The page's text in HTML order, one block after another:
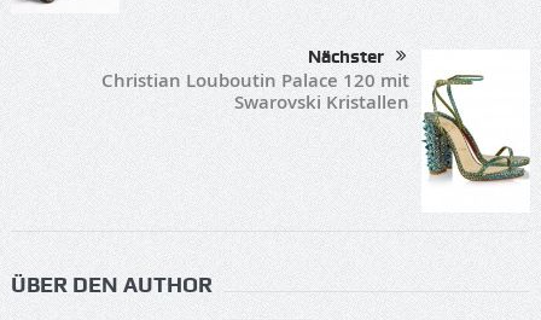
Nächster
Christian Louboutin Palace 120 mit
Swarovski Kristallen
ÜBER DEN AUTHOR